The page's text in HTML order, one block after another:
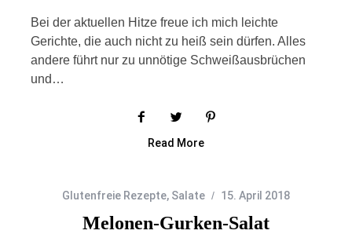
Bei der aktuellen Hitze freue ich mich leichte
Gerichte, die auch nicht zu heiß sein dürfen. Alles
andere führt nur zu unnötige Schweißausbrüchen
und…
Read More
Glutenfreie Rezepte, Salate 15. April 2018
Melonen-Gurken-Salat